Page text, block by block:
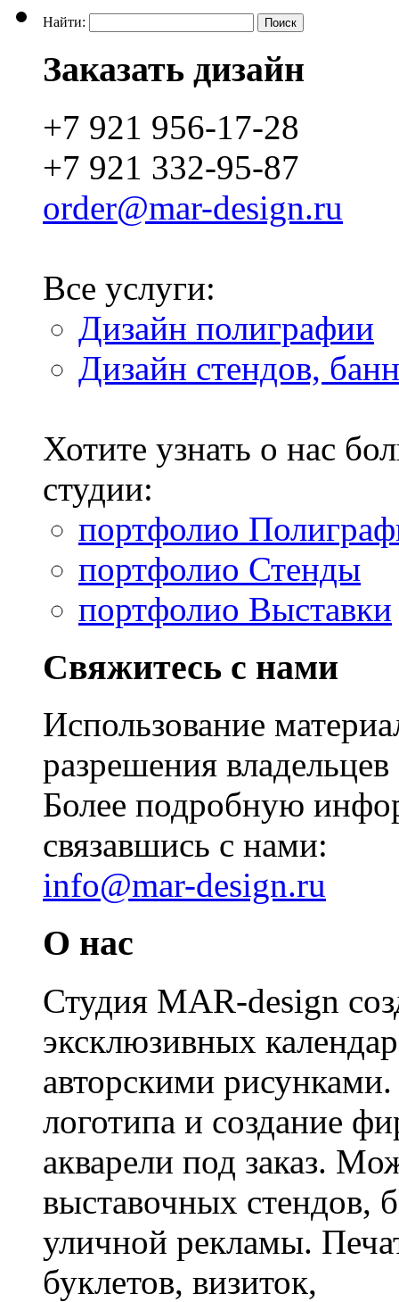
Найти:
Заказать дизайн
+7 921 956-17-28
+7 921 332-95-87
order@mar-design.ru
Все услуги:
Дизайн полиграфии
Дизайн стендов,
Хотите узнать о нас
студии:
портфолио
портфолио Стенды
портфолио Выставки
Свяжитесь с нами
Использование
разрешения
Более подробную
связавшись с нами:
info@mar-design.ru
О нас
Студия MAR-design
эксклюзивных
авторскими рисунками.
логотипа и создание
акварели под заказ.
выставочных стендов,
уличной рекламы.
буклетов, визиток,